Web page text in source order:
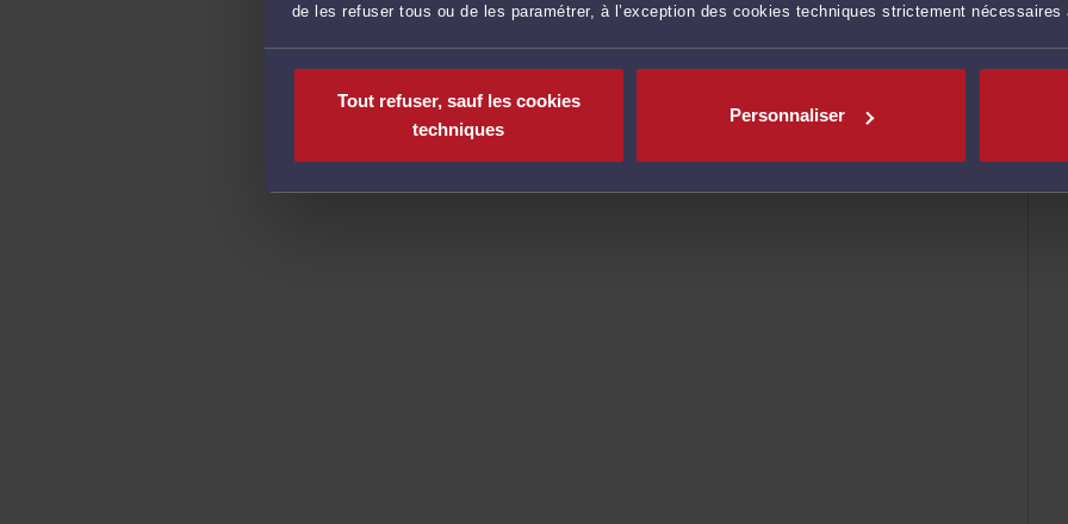
de les refuser tous ou de les paramétrer, à l’exception des cookies techniques strictement nécessaires
Tout refuser, sauf les cookies
techniques
Personnaliser